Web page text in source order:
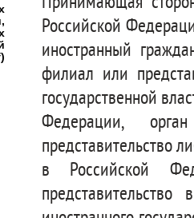
Российской
иностранный
филиал или
государственной
Федерации,
представительство
в Российской